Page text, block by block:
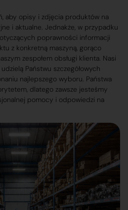
aby opisy i zdjęcia produktów na
i aktualne. Jednakże, w przypadku
poprawności informacji
z konkretną maszyną, gorąco
zespołem obsługi klienta. Nasi
Państwu szczegółowych
najlepszego wyboru. Państwa
dlatego zawsze jesteśmy
pomocy i odpowiedzi na